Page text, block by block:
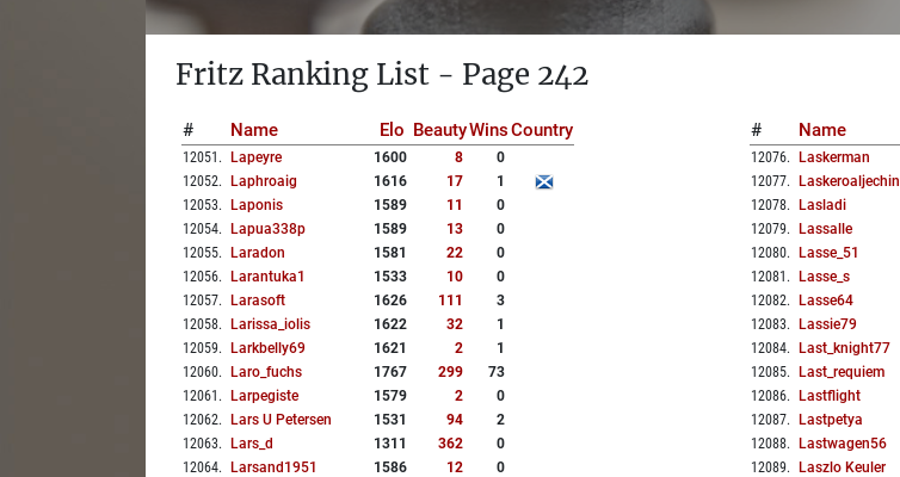
Fritz Ranking List - Page 242
# Name Elo BeautyWinsCountry
12051 . Lapeyre 1600 8
0
12052. Laphroaig 1616 17
1
12053. Laponis 1589 11
0
12054. Lapua338p 1589 13
0
12055. Laradon 1581 22
0
12056. Larantuka1 1533 10
0
12057. Larasoft 1626 111
3
12058. Larissa_iolis 1622 32
1
12059. Larkbelly69 1621 2
1
12060. Laro_fuchs 1767 299
73
12061 . Larpegiste 1579 2
0
12062. Lars U Petersen 1531 94
2
12063. Lars_d 1311 362
0
12064. Larsand1951 1586 12
0
# Name
12076. Laskerman
12077. Laskeroaljechin
12078. Lasladi
12079. Lassalle
12080. Lasse_51
12081 . Lasse_s
12082. Lasse64
12083. Lassie79
12084. Last_knight77
12085. Last_requiem
12086. Lastflight
12087. Lastpetya
12088. Lastwagen56
12089. Laszlo Keuler